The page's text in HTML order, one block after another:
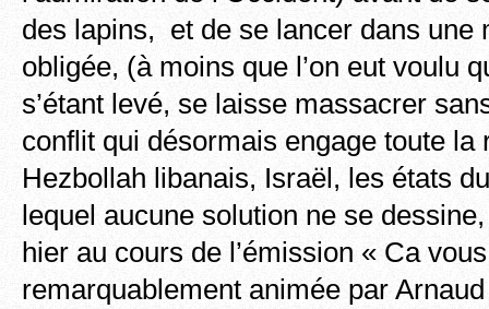
des lapins, et de se lancer dans une
obligée, (à moins que l’on eut voulu
s’étant levé, se laisse massacrer
conflit qui désormais engage toute la
Hezbollah libanais, Israël, les états
lequel aucune solution ne se
hier au cours de l’émission « Ca
remarquablement animée par